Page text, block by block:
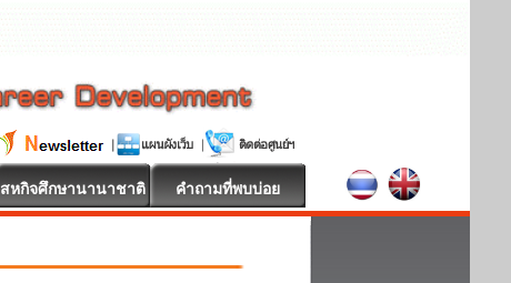
สหกิจศึกษานานาชาติ คำถามที่พบบ่อย